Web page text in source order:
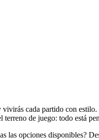
cada partido con
de juego: todo está
las opciones disponibles?